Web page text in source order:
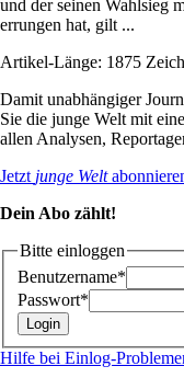
und der seinen Wahlsieg
errungen hat, gilt ...
Artikel-Länge: 1875
Damit unabhängiger
Sie die junge Welt mit
allen Analysen,
Jetzt junge Welt
Dein Abo zählt!
Bitte einloggen
Benutzername*
Passwort*
Hilfe bei Einlog-